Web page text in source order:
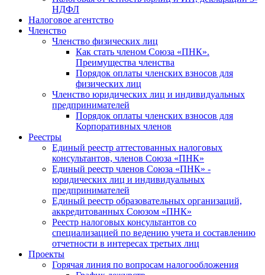
НДФЛ
Налоговое агентство
Членство
Членство физических лиц
Как стать членом Союза «ПНК».
Преимущества членства
Порядок оплаты членских взносов для
физических лиц
Членство юридических лиц и индивидуальных
предпринимателей
Порядок оплаты членских взносов для
Корпоративных членов
Реестры
Единый реестр аттестованных налоговых
консультантов, членов Союза «ПНК»
Единый реестр членов Союза «ПНК» -
юридических лиц и индивидуальных
предпринимателей
Единый реестр образовательных организаций,
аккредитованных Союзом «ПНК»
Реестр налоговых консультантов со
специализацией по ведению учета и составлению
отчетности в интересах третьих лиц
Проекты
Горячая линия по вопросам налогообложения